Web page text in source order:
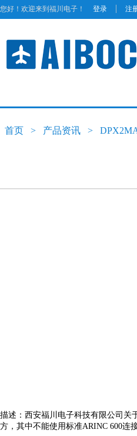
您好！欢迎来到福川电子！ 登录 | 注
首页 > 产品资讯 >
描述： 西安福川电子科技有限公司关
方，其中不能使用标准ARINC 600连